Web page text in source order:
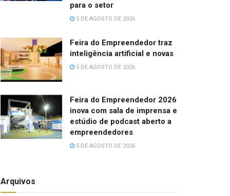
para o setor
5 DE AGOSTO DE 2026
Feira do Empreendedor traz
inteligência artificial e novas
5 DE AGOSTO DE 2026
Feira do Empreendedor 2026
inova com sala de imprensa e
estúdio de podcast aberto a
empreendedores
5 DE AGOSTO DE 2026
Arquivos